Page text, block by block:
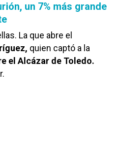
un 7% más grande
La que abre el
quien captó a la
el Alcázar de Toledo.